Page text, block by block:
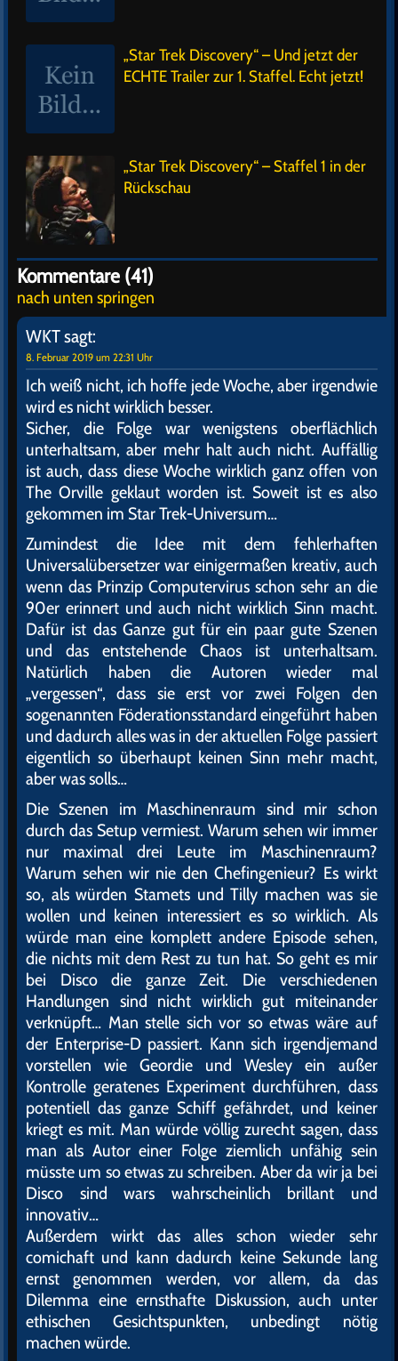
„Star Trek Discovery“ – Und jetzt der
ECHTE Trailer zur 1. Staffel. Echt jetzt!
„Star Trek Discovery“ – Staffel 1 in der
Rückschau
Kommentare (41)
nach unten springen
WKTsagt:
8. Februar 2019 um 22:31 Uhr
Ich weiß nicht, ich hoffe jede Woche, aber irgendwie
wird es nicht wirklich besser.
Sicher, die Folge war wenigstens oberflächlich
unterhaltsam, aber mehr halt auch nicht. Auffällig
ist auch, dass diese Woche wirklich ganz offen von
The Orville geklaut worden ist. Soweit ist es also
gekommen im Star Trek-Universum…
Zumindest die Idee mit dem fehlerhaften
Universalübersetzer war einigermaßen kreativ, auch
wenn das Prinzip Computervirus schon sehr an die
90er erinnert und auch nicht wirklich Sinn macht.
Dafür ist das Ganze gut für ein paar gute Szenen
und das entstehende Chaos ist unterhaltsam.
Natürlich haben die Autoren wieder mal
„vergessen“, dass sie erst vor zwei Folgen den
sogenannten Föderationsstandard eingeführt haben
und dadurch alles was in der aktuellen Folge passiert
eigentlich so überhaupt keinen Sinn mehr macht,
aber was solls…
Die Szenen im Maschinenraum sind mir schon
durch das Setup vermiest. Warum sehen wir immer
nur maximal drei Leute im Maschinenraum?
Warum sehen wir nie den Chefingenieur? Es wirkt
so, als würden Stamets und Tilly machen was sie
wollen und keinen interessiert es so wirklich. Als
würde man eine komplett andere Episode sehen,
die nichts mit dem Rest zu tun hat. So geht es mir
bei Disco die ganze Zeit. Die verschiedenen
Handlungen sind nicht wirklich gut miteinander
verknüpft… Man stelle sich vor so etwas wäre auf
der Enterprise-D passiert. Kann sich irgendjemand
vorstellen wie Geordie und Wesley ein außer
Kontrolle geratenes Experiment durchführen, dass
potentiell das ganze Schiff gefährdet, und keiner
kriegt es mit. Man würde völlig zurecht sagen, dass
man als Autor einer Folge ziemlich unfähig sein
müsste um so etwas zu schreiben. Aber da wir ja bei
Disco sind wars wahrscheinlich brillant und
innovativ…
Außerdem wirkt das alles schon wieder sehr
comichaft und kann dadurch keine Sekunde lang
ernst genommen werden, vor allem, da das
Dilemma eine ernsthafte Diskussion, auch unter
ethischen Gesichtspunkten, unbedingt nötig
machen würde.